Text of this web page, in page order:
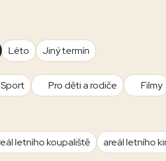
Léto
Jiný termín
Sport Pro děti a rodiče Filmy
letního koupaliště areál letního